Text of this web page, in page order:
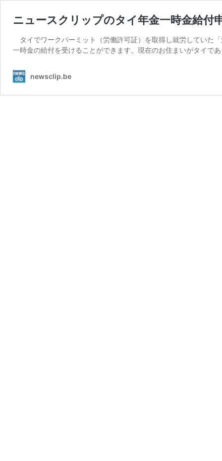
ニュースクリップのタイ年金一時金給付
タイでワークパーミット（労働許可証）を取得し就労していた
一時金の給付を受けることができます。現在のお住まいがタイで
newsclip.be